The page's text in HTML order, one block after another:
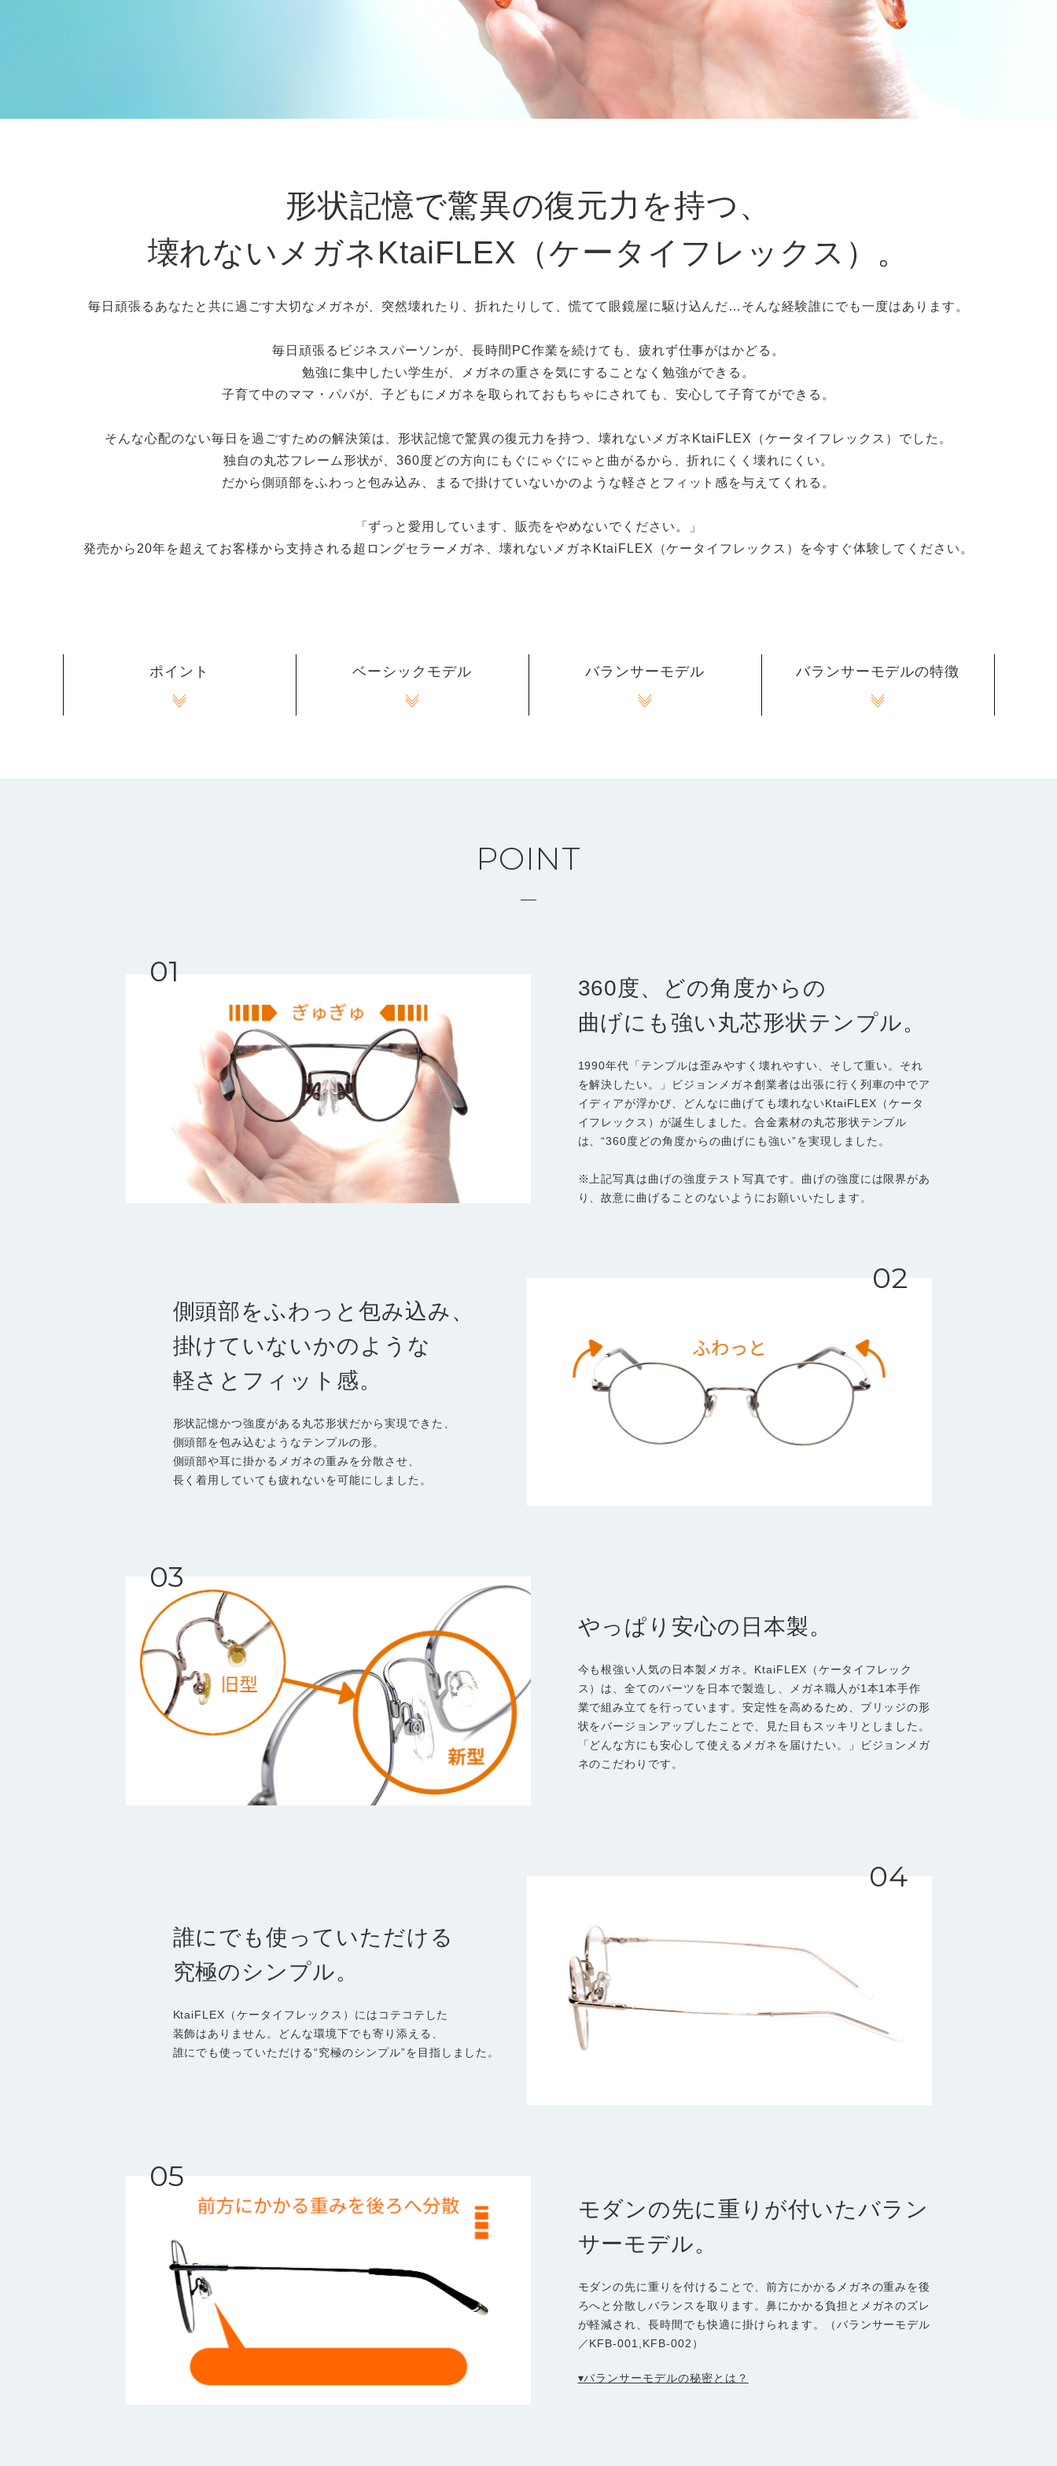
形状記憶で驚異の復元力を持つ、
壊れないメガネKtaiFLEX（ケータイフレックス）。
毎日頑張るあなたと共に過ごす大切なメガネが、突然壊れたり、折れたりして、慌てて眼鏡屋に駆け込んだ…そんな経験誰にでも一度はあります。
毎日頑張るビジネスパーソンが、長時間PC作業を続けても、疲れず仕事がはかどる。
勉強に集中したい学生が、メガネの重さを気にすることなく勉強ができる。
子育て中のママ・パパが、子どもにメガネを取られておもちゃにされても、安心して子育てができる。
そんな心配のない毎日を過ごすための解決策は、形状記憶で驚異の復元力を持つ、壊れないメガネKtaiFLEX（ケータイフレックス）でした。
独自の丸芯フレーム形状が、360度どの方向にもぐにゃぐにゃと曲がるから、折れにくく壊れにくい。
だから側頭部をふわっと包み込み、まるで掛けていないかのような軽さとフィット感を与えてくれる。
「ずっと愛用しています、販売をやめないでください。」
発売から20年を超えてお客様から支持される超ロングセラーメガネ、壊れないメガネKtaiFLEX（ケータイフレックス）を今すぐ体験してください。
ポイント ベーシックモデル バランサーモデル バランサーモデルの特徴
POINT
360度、どの角度からの
曲げにも強い丸芯形状テンプル。
1990年代「テンプルは歪みやすく壊れやすい、そして重い。それ
を解決したい。」ビジョンメガネ創業者は出張に行く列車の中でア
イディアが浮かび、どんなに曲げても壊れないKtaiFLEX（ケータ
イフレックス）が誕生しました。合金素材の丸芯形状テンプル
は、“360度どの角度からの曲げにも強い”を実現しました。
※上記写真は曲げの強度テスト写真です。曲げの強度には限界があ
り、故意に曲げることのないようにお願いいたします。
側頭部をふわっと包み込み、
掛けていないかのような
軽さとフィット感。
形状記憶かつ強度がある丸芯形状だから実現できた、
側頭部を包み込むようなテンプルの形。
側頭部や耳に掛かるメガネの重みを分散させ、
長く着用していても疲れないを可能にしました。
やっぱり安心の日本製。
今も根強い人気の日本製メガネ。KtaiFLEX（ケータイフレック
ス）は、全てのパーツを日本で製造し、メガネ職人が1本1本手作
業で組み立てを行っています。安定性を高めるため、ブリッジの形
状をバージョンアップしたことで、見た目もスッキリとしました。
「どんな方にも安心して使えるメガネを届けたい。」ビジョンメガ
ネのこだわりです。
誰にでも使っていただける
究極のシンプル。
KtaiFLEX（ケータイフレックス）にはコテコテした
装飾はありません。どんな環境下でも寄り添える、
誰にでも使っていただける“究極のシンプル”を目指しました。
モダンの先に重りが付いたバラン
サーモデル。
モダンの先に重りを付けることで、前方にかかるメガネの重みを後
ろへと分散しバランスを取ります。鼻にかかる負担とメガネのズレ
が軽減され、長時間でも快適に掛けられます。（バランサーモデル
／KFB-001,KFB-002）
▾バランサーモデルの秘密とは？